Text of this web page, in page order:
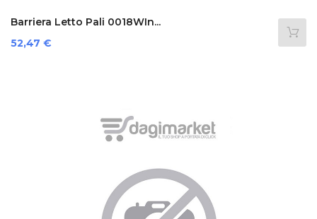
Barriera Letto Pali 0018WIn...
Prezzo
52,47 €